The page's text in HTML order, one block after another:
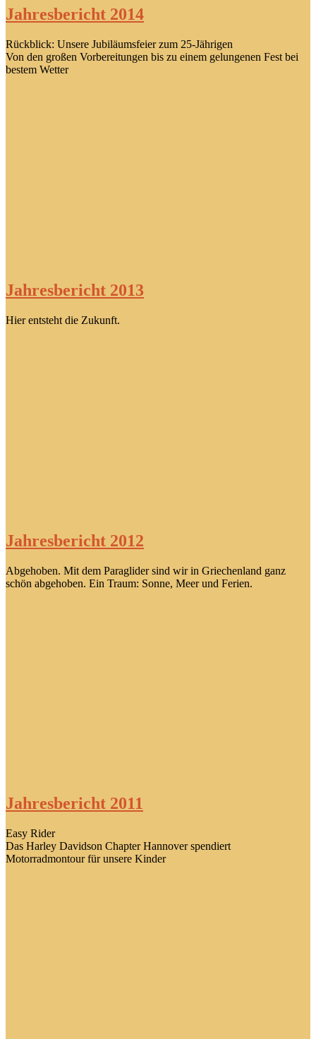
Jahresbericht 2014
Rückblick: Unsere Jubiläumsfeier zum 25-Jährigen
Von den großen Vorbereitungen bis zu einem gelungenen Fest bei
bestem Wetter
Jahresbericht 2013
Hier entsteht die Zukunft.
Jahresbericht 2012
Abgehoben. Mit dem Paraglider sind wir in Griechenland ganz
schön abgehoben. Ein Traum: Sonne, Meer und Ferien.
Jahresbericht 2011
Easy Rider
Das Harley Davidson Chapter Hannover spendiert
Motorradmontour für unsere Kinder